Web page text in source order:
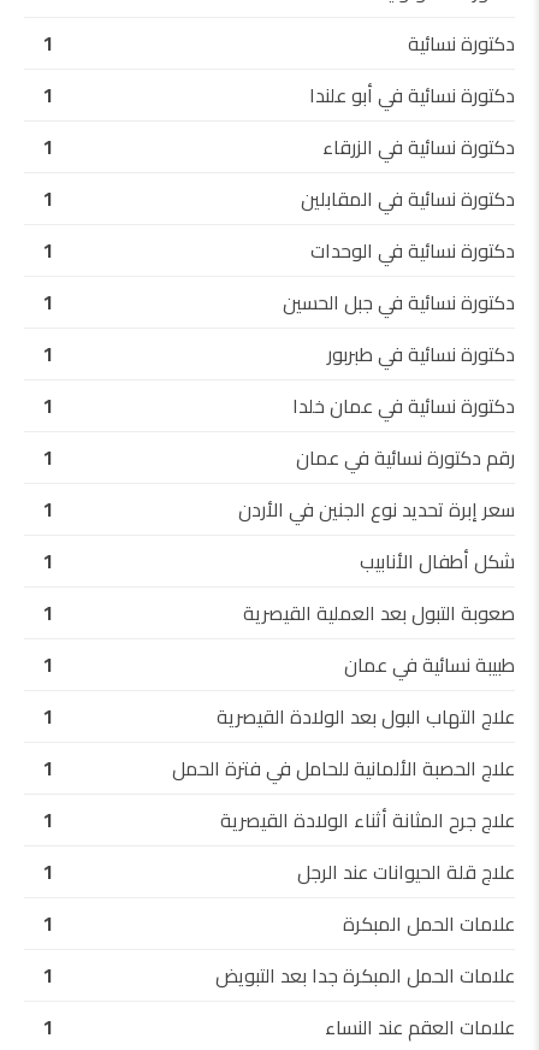
دكتورة نسائية
1
دكتورة نسائية في أبو علندا
1
دكتورة نسائية في الزرقاء
1
دكتورة نسائية في المقابلين
1
دكتورة نسائية في الوحدات
1
دكتورة نسائية في جبل الحسين
1
دكتورة نسائية في طبربور
1
دكتورة نسائية في عمان خلدا
1
رقم دكتورة نسائية في عمان
1
سعر إبرة تحديد نوع الجنين في الأردن
1
شكل أطفال الأنابيب
1
صعوبة التبول بعد العملية القيصرية
1
طبيبة نسائية في عمان
1
علاج التهاب البول بعد الولادة القيصرية
1
علاج الحصبة الألمانية للحامل في فترة الحمل
1
علاج جرح المثانة أثناء الولادة القيصرية
1
علاج قلة الحيوانات عند الرجل
1
علامات الحمل المبكرة
1
علامات الحمل المبكرة جدا بعد التبويض
1
علامات العقم عند النساء
1